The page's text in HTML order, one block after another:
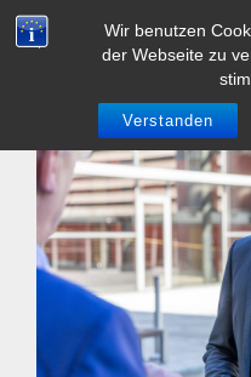
Wir benutzen
der Webseite zu
Verstanden
Zum
Inhalt
Tobias